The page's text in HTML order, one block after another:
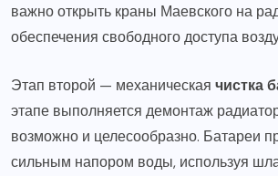
важно открыть краны Маевского на
обеспечения свободного доступа
Этап второй — механическая чистка
этапе выполняется демонтаж
возможно и целесообразно. Батареи
сильным напором воды, используя